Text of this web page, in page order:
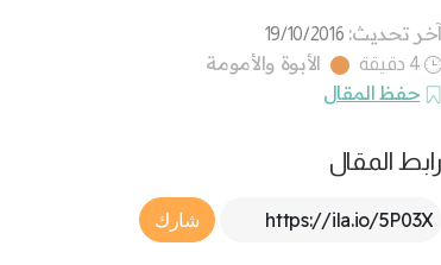
آخر تحديث: 19/10/2016
4 دقيقة
الأبوة والأمومة
حفظ المقال
رابط المقال
Article Link
شارك